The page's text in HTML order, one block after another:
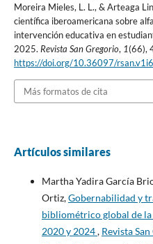
Moreira Mieles, L. L., & Arteaga
científica iberoamericana sobre
intervención educativa en
2025. Revista San Gregorio, 1(66),
https://doi.org/10.36097/
Más formatos de cita
Artículos similares
Martha Yadira García
Ortiz,Gobernabilidad y
bibliométrico global de
2020 y 2024, Revista